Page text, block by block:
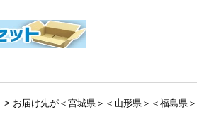
> お届け先が＜宮城県＞＜山形県＞＜福島県＞